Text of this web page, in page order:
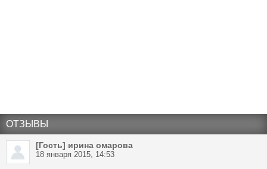
ОТЗЫВЫ
[Гость] ирина омарова
18 января 2015, 14:53